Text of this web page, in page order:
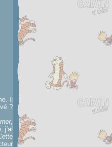
Il
?
,
j’ai